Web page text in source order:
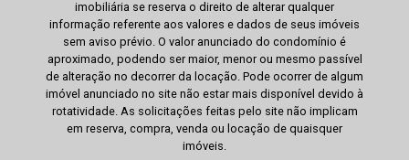
imobiliária se reserva o direito de alterar qualquer
informação referente aos valores e dados de seus imóveis
sem aviso prévio. O valor anunciado do condomínio é
aproximado, podendo ser maior, menor ou mesmo passível
de alteração no decorrer da locação. Pode ocorrer de algum
imóvel anunciado no site não estar mais disponível devido à
rotatividade. As solicitações feitas pelo site não implicam
em reserva, compra, venda ou locação de quaisquer
imóveis.